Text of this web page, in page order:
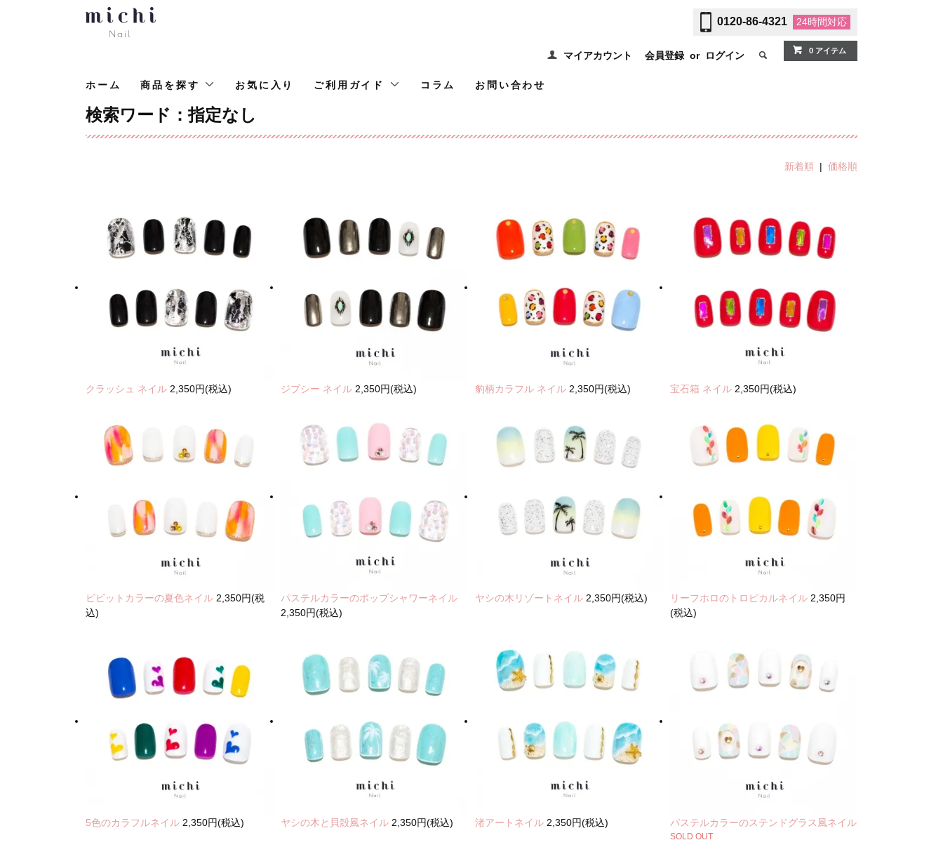
0120-86-4321 24時間対応
マイアカウント 会員登録 or ログイン 0 アイテム
ホーム 商品を探す お気に入り ご利用ガイド コラム お問い合わせ
検索ワード：指定なし
新着順 | 価格順
クラッシュ ネイル 2,350円(税込) ジプシー ネイル 2,350円(税込) 豹柄カラフル ネイル 2,350円(税込) 宝石箱 ネイル 2,350円(税込)
ビビットカラーの夏色ネイル 2,350円(税
込)
パステルカラーのポップシャワーネイル
2,350円(税込)
ヤシの木リゾートネイル 2,350円(税込) リーフホロのトロピカルネイル 2,350円
(税込)
5色のカラフルネイル 2,350円(税込) ヤシの木と貝殻風ネイル 2,350円(税込) 渚アートネイル 2,350円(税込) パステルカラーのステンドグラス風ネイル
SOLD OUT